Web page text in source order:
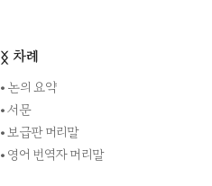
ᛝ 차례
• 논의 요약
• 서문
• 보급판 머리말
• 영어 번역자 머리말